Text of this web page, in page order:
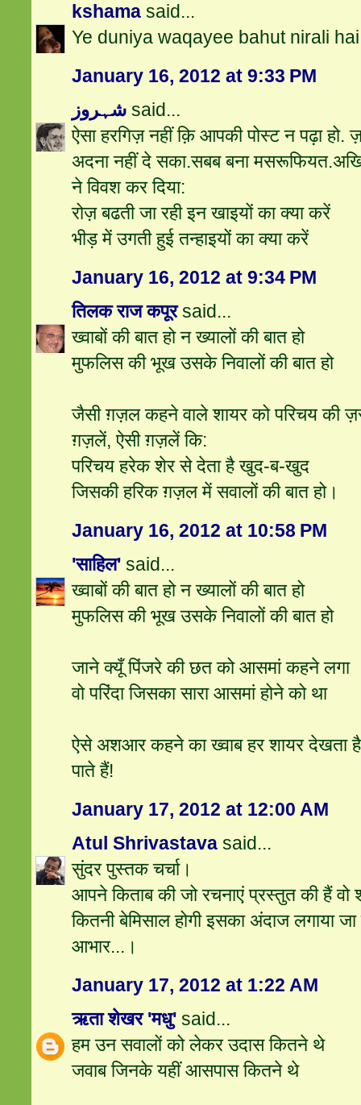
kshama said...
Ye duniya waqayee bahut nirali
January 16, 2012 at 9:33 PM
شہروز said...
ऐसा हरगिज़ नहीं क़ि आपकी पोस्ट न पढ़ा हो.
अदना नहीं दे सका.सबब बना
ने विवश कर दिया:
रोज़ बढती जा रही इन खाइयों का क्या करें
भीड़ में उगती हुई तन्हाइयों का क्या करें
January 16, 2012 at 9:34 PM
तिलक राज कपूरsaid...
ख्वाबों की बात हो न ख्यालों की बात हो
मुफलिस की भूख उसके निवालों की बात हो
जैसी ग़ज़ल कहने वाले शायर को परिचय की
ग़ज़लें, ऐसी ग़ज़लें कि:
परिचय हरेक शेर से देता है खुद-ब-खुद
जिसकी हरिक ग़ज़ल में सवालों की बात हो।
January 16, 2012 at 10:58 PM
'साहिल' said...
ख्वाबों की बात हो न ख्यालों की बात हो
मुफलिस की भूख उसके निवालों की बात हो
जाने क्यूँ पिंजरे की छत को आसमां कहने लगा
वो परिंदा जिसका सारा आसमां होने को था
ऐसे अशआर कहने का ख्वाब हर शायर देखता
पाते हैं!
January 17, 2012 at 12:00 AM
Atul Shrivastava said...
सुंदर पुस्‍तक चर्चा।
आपने किताब की जो रचनाएं प्रस्‍तुत की हैं वो
कितनी बेमिसाल होगी इसका अंदाज लगाया
आभार...।
January 17, 2012 at 1:22 AM
ऋता शेखर 'मधु' said...
हम उन सवालों को लेकर उदास कितने थे
जवाब जिनके यहीं आसपास कितने थे